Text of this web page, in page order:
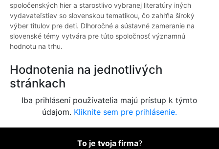
spoločenských hier a starostlivo vybranej literatúry iných
vydavateľstiev so slovenskou tematikou, čo zahŕňa široký
výber titulov pre deti. Dlhoročné a sústavné zameranie na
slovenské témy vytvára pre túto spoločnosť významnú
hodnotu na trhu.
Hodnotenia na jednotlivých
stránkach
Iba prihlásení používatelia majú prístup k týmto
údajom. Kliknite sem pre prihlásenie.
To je tvoja firma?